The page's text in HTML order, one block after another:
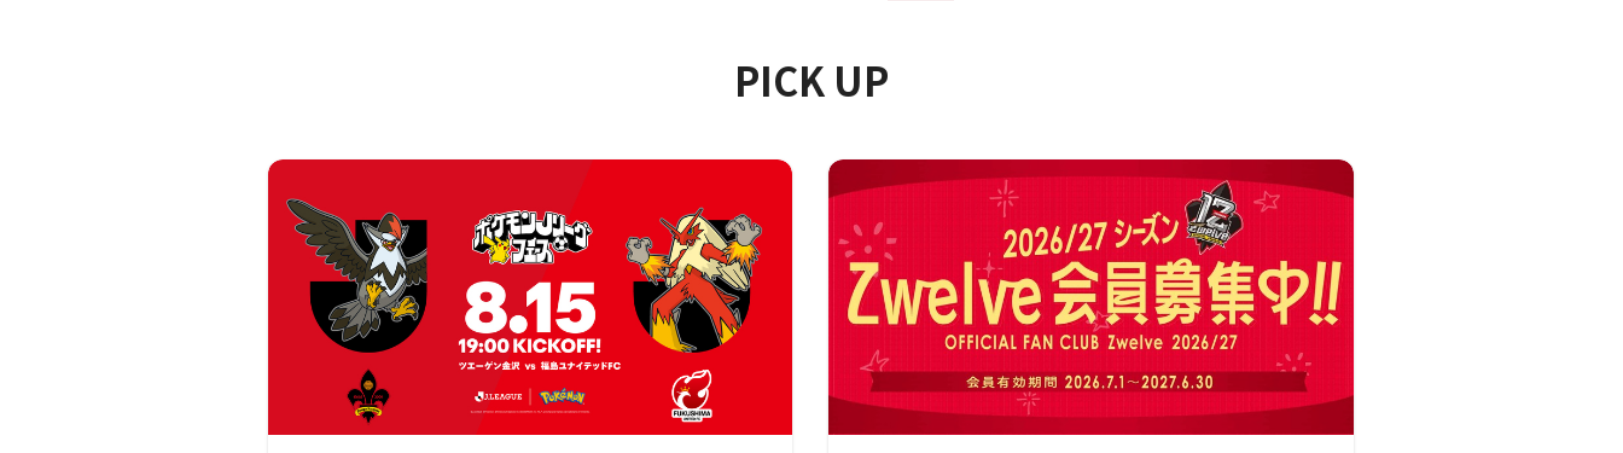
PICK UP